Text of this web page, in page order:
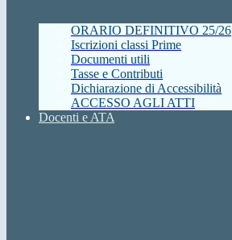
ORARIO DEFINITIVO 25/26
Iscrizioni classi Prime
Documenti utili
Tasse e Contributi
Dichiarazione di Accessibilità
ACCESSO AGLI ATTI
Docenti e ATA